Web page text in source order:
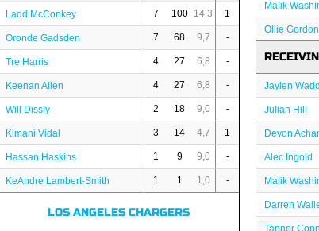
Ladd McConkey 7 100 14,3 1
Oronde Gadsden 7 68 9,7 -
Tre Harris 4 27 6,8 -
Keenan Allen 4 27 6,8 -
Will Dissly 2 18 9,0 -
Kimani Vidal 3 14 4,7 1
Hassan Haskins 1 9 9,0 -
KeAndre Lambert-Smith 1 1 1,0 -
LOS ANGELES CHARGERS
Malik
Ollie Gordon
Jaylen
Julian Hill
Devon
Alec Ingold
Malik
Darren
Tanner